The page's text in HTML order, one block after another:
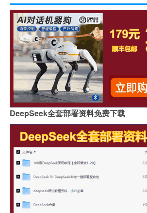
DeepSeek全套部署资料免费下载